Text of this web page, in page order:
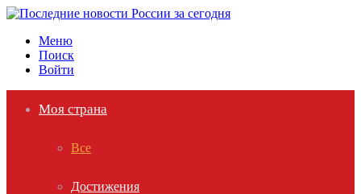
Меню
Поиск
Войти
Моя страна
Все
Достижения